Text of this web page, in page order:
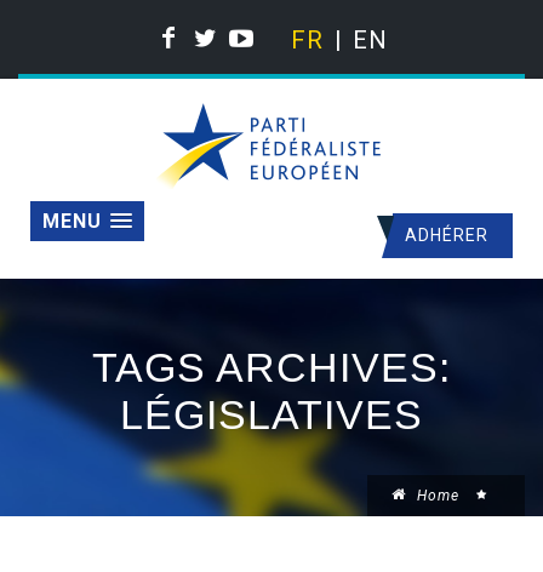
FR EN
ADHÉRER
MENU
TAGS ARCHIVES:
LÉGISLATIVES
Home